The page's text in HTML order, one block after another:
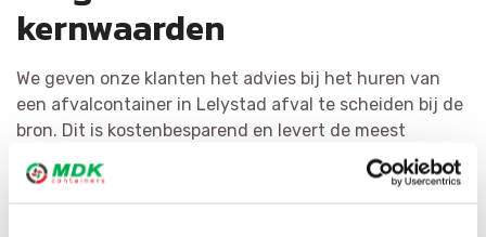
kernwaarden
We geven onze klanten het advies bij het huren van
een afvalcontainer in Lelystad afval te scheiden bij de
bron. Dit is kostenbesparend en levert de meest
hoogwaardige materialen op. Het hergebruiken van
afval staat bij MDK Containers voorop. We verdelen